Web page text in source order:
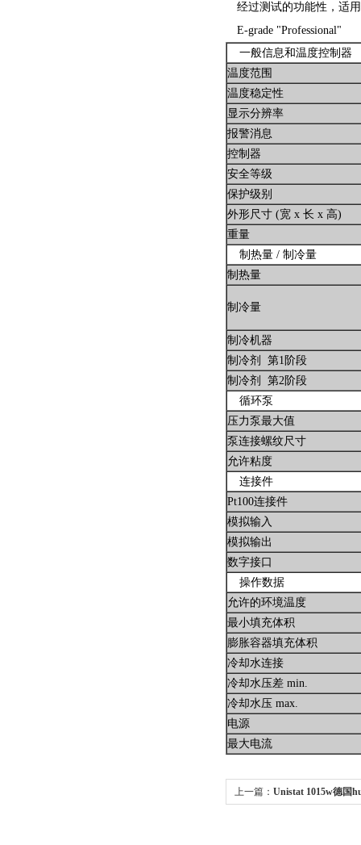
经过测试的功能性，适
E-grade "Professional"
一般信息和温度控制器
温度范围
温度稳定性
显示分辨率
报警消息
控制器
安全等级
保护级别
外形尺寸 (宽 x 长 x 高)
重量
制热量 / 制冷量
制热量
制冷量
制冷机器
制冷剂 第1阶段
制冷剂 第2阶段
循环泵
压力泵最大值
泵连接螺纹尺寸
允许粘度
连接件
Pt100连接件
模拟输入
模拟输出
数字接口
操作数据
允许的环境温度
最小填充体积
膨胀容器填充体积
冷却水连接
冷却水压差 min.
冷却水压 max.
电源
最大电流
上一篇： Unistat 1015w德国